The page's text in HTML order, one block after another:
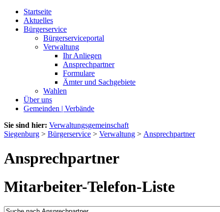
Startseite
Aktuelles
Bürgerservice
Bürgerserviceportal
Verwaltung
Ihr Anliegen
Ansprechpartner
Formulare
Ämter und Sachgebiete
Wahlen
Über uns
Gemeinden | Verbände
Sie sind hier: Verwaltungsgemeinschaft
Siegenburg > Bürgerservice > Verwaltung > Ansprechpartner
Ansprechpartner
Mitarbeiter-Telefon-Liste